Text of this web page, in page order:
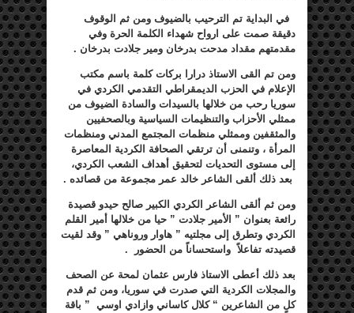
في البداية تم الترحيب بالضيوف ومن ثم الوقوف
دقيقة صمت على ارواح شهداء الكلمة الحرة وفي
مقدمتهم مقداد مدحت بدرخان ومير جلادت بدرخان .
ومن تم القى الاستاذ درارا بركات كلمة باسم مكتب
الإعلام في الحزب الديمقراطي التقدمي الكردي في
سوريا رحب من خلالها بالسيدات والسادة الضيوف من
ممثلي الأحزاب والتنظيمات السياسية وبالصحفيين
والمثقفين وممثلي منظمات المجتمع المدني ومنظمات
المرأة ، وتنمنى أن ترتقي الصحافة الكردية المعاصرة
إلى مستوى التحديات لتحقيق أهداف الشعب الكردي،
بعد ذلك ألقى الشاعر خالد عمر مجموعة من قصائده .
ومن ثم ألقى الشاعر الكردي الكبير صالح حيدو قصيدة
رائعة بعنوان ” الأمير جلادت ” حيا من خلالها أمير القلم
الكردي وتطرق إلى مجلتيه ” هاوار وروناهي ” وقد لقيت
قصيدته تفاعلاً واستحساناً من الحضور .
بعد ذلك أعطى الاستاذ فارس عثمان لمحة عن الصحف
والمجلات الكردية التي صدرت في سوريا، ومن ثم قدم
كلٍ من الشاعرين “ كلال كاساني وازادي اوسي ” باقة